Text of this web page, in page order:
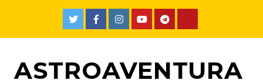
ASTROAVENTURA